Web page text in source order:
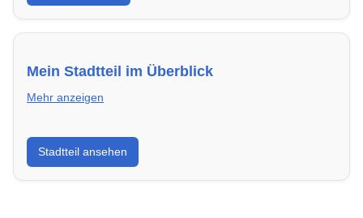
Mein Stadtteil im Überblick
Mehr anzeigen
Erfahre mehr über deinen Stadtteil in Aachen:
Lebensqualität, Verkehrsanbindung, Schulen,
Freizeitmöglichkeiten und Mietpreise.
Stadtteil ansehen